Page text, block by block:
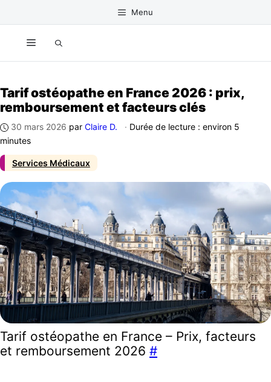
Menu
Menu
Services Médicaux
Tarif ostéopathe en France 2026 : prix,
remboursement et facteurs clés
30 mars 2026 par Claire D. · Durée de lecture : environ 5
minutes
Tarif ostéopathe en France – Prix, facteurs
et remboursement 2026 #